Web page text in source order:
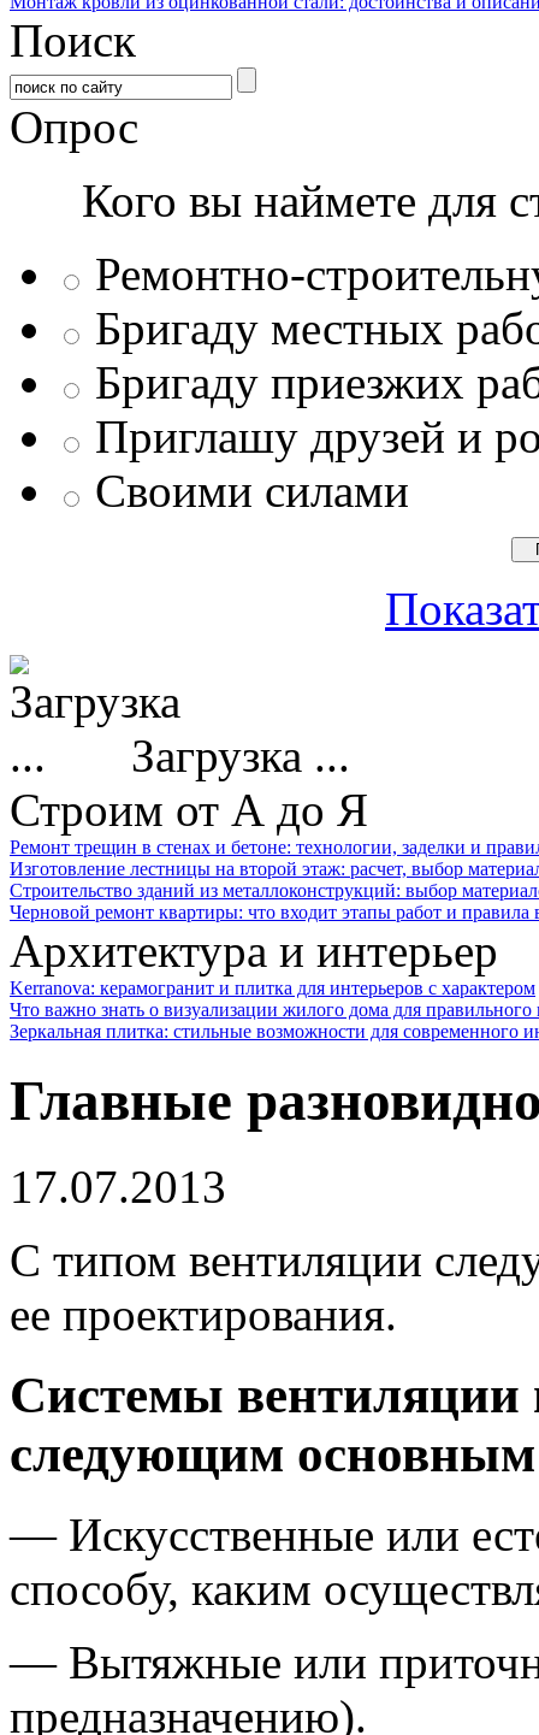
Поиск
Опрос
Кого вы наймете для
Ремонтно-
Бригаду местных
Бригаду приезжих
Приглашу друзей и
Своими силами
Загрузка ...
Строим от А до Я
Ремонт трещин в стенах и бетоне: технологии, заделки и
Изготовление лестницы на второй этаж: расчет, выбор
Строительство зданий из металлоконструкций: выбор
Черновой ремонт квартиры: что входит этапы работ и
Архитектура и интерьер
Kerranova: керамогранит и плитка для интерьеров с характером
Что важно знать о визуализации жилого дома для
Зеркальная плитка: стильные возможности для современного
Главные
17.07.2013
С типом вентиляции
ее проектирования.
Системы вентиляции
следующим основным
— Искусственные или
способу, каким
— Вытяжные или
предназначению).